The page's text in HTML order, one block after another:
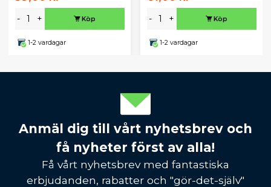
- + Köp
1-2 vardagar
- + Köp
1-2 vardagar
Anmäl dig till vårt nyhetsbrev och
få nyheter först av alla!
Få vårt nyhetsbrev med fantastiska
erbjudanden, rabatter och "gör-det-själv"